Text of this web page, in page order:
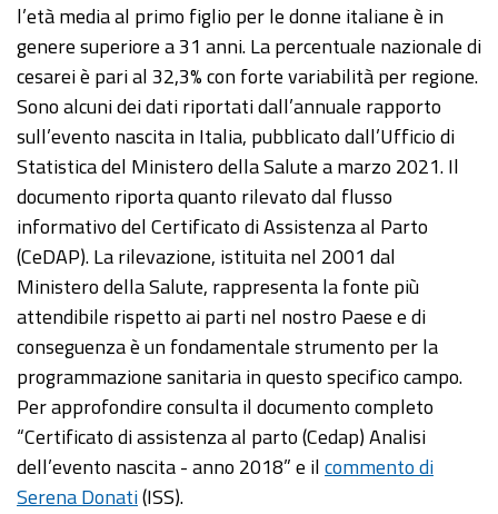
l’età media al primo figlio per le donne italiane è in
genere superiore a 31 anni. La percentuale nazionale di
cesarei è pari al 32,3% con forte variabilità per regione.
Sono alcuni dei dati riportati dall’annuale rapporto
sull’evento nascita in Italia, pubblicato dall’Ufficio di
Statistica del Ministero della Salute a marzo 2021. Il
documento riporta quanto rilevato dal flusso
informativo del Certificato di Assistenza al Parto
(CeDAP). La rilevazione, istituita nel 2001 dal
Ministero della Salute, rappresenta la fonte più
attendibile rispetto ai parti nel nostro Paese e di
conseguenza è un fondamentale strumento per la
programmazione sanitaria in questo specifico campo.
Per approfondire consulta il documento completo
“Certificato di assistenza al parto (Cedap) Analisi
dell’evento nascita - anno 2018” e ilcommento di
Serena Donati(ISS).